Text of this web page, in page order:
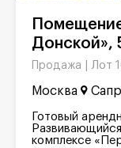
Донской»,
Продажа | Лот
Москва
Готовый
комплексе